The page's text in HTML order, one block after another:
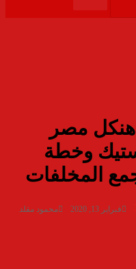
مصر
وخطة
محمود مقلد فبراير 13, 2020